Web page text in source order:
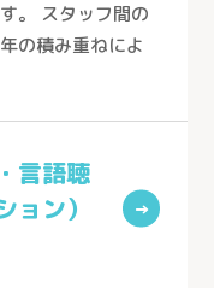
とじる
。 スタッフ間の
の積み重ねによ
言語聴
ョン）
→